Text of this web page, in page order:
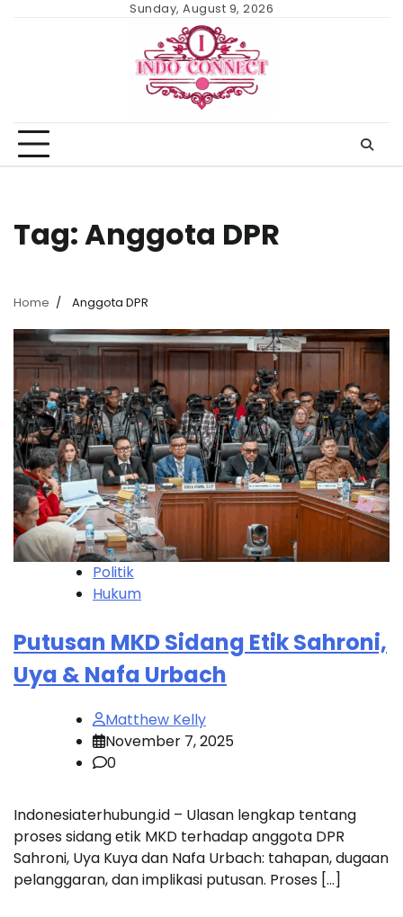
Sunday, August 9, 2026
Tag:Anggota DPR
Home Anggota DPR
Politik
Hukum
Putusan MKD Sidang Etik Sahroni,
Uya & Nafa Urbach
Matthew Kelly
November 7, 2025
0
Indonesiaterhubung.id – Ulasan lengkap tentang
proses sidang etik MKD terhadap anggota DPR
Sahroni, Uya Kuya dan Nafa Urbach: tahapan, dugaan
pelanggaran, dan implikasi putusan. Proses […]